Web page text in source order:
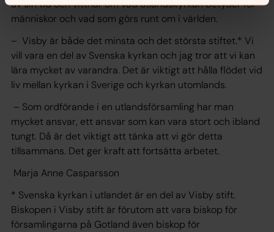
av sin tid och vittnar om vad utlandskyrkan betyder för
människor och vad som görs runt om i världen.
– Visby är både det minsta och det största stiftet.* Vi
vill vara en del av Svenska kyrkan och jag tror att vi kan
lära mycket av varandra. Det är viktigt att hålla flödet vid
liv mellan kyrkan i Sverige och kyrkan utomlands.
– Som ordförande i en utlandsförsamling har man
mycket ansvar, ett ansvar som kan vara stort och ibland
tungt. Då är det viktigt att tänka att vi gör detta
tillsammans. Det ger kraft att fortsätta arbetet.
Marja Anne Casparsson
* Svenska kyrkan i utlandet är en del av Visby stift.
Biskopen i Visby stift är förutom att vara biskop för
församlingarna på Gotland även biskop för